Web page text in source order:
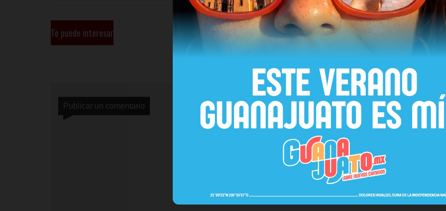
Te puede interesar
Publicar un comentario